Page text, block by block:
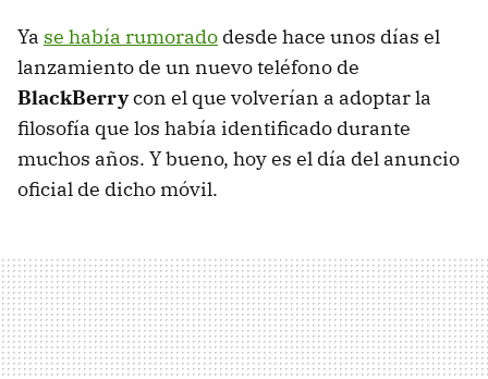
Ya se había rumorado desde hace unos días el
lanzamiento de un nuevo teléfono de
BlackBerrycon el que volverían a adoptar la
filosofía que los había identificado durante
muchos años. Y bueno, hoy es el día del anuncio
oficial de dicho móvil.